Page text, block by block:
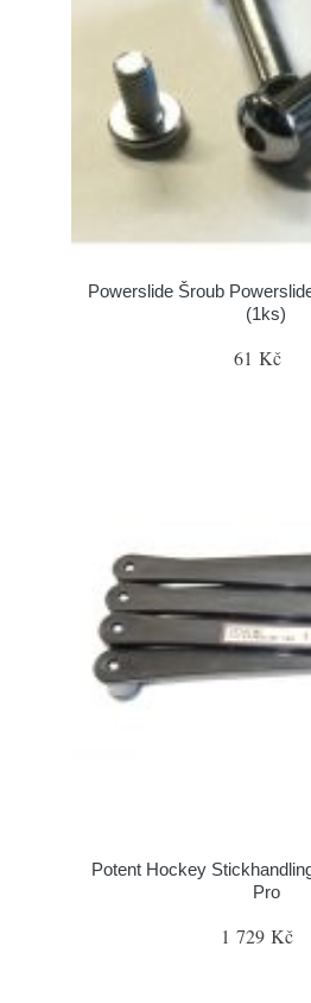
Powerslide Šroub
(1ks)
61 Kč
Potent Hockey
Pro
1 729 Kč